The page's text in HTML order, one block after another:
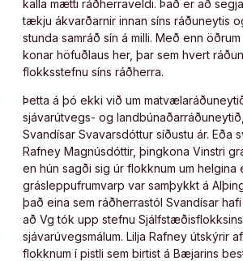
kalla mætti ráðherraveldi. Það er að
tækju ákvarðarnir innan síns ráðuneytis
stunda samráð sín á milli. Með enn
konar höfuðlaus her, þar sem hvert
flokksstefnu síns ráðherra.
Þetta á þó ekki við um
sjávarútvegs- og
Svandísar Svavarsdóttur síðustu ár. Eða
Rafney Magnúsdóttir, þingkona Vinstri
en hún sagði sig úr flokknum um helgina
grásleppufrumvarp var samþykkt á
það eina sem ráðherrastól Svandísar
að Vg tók upp stefnu
sjávarúvegsmálum. Lilja Rafney útskýrir
flokknum í pistli sem birtist á Bæjarins